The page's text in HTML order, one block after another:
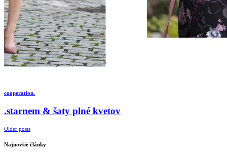
cooperation.
.starnem & šaty plné kvetov
Posts
navigation
Older posts
Najnovšie články